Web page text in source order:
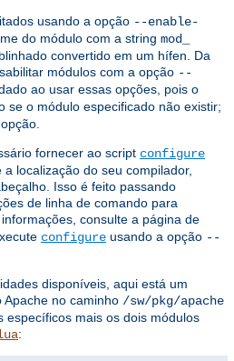
usando a opção --enable-
do módulo com a string mod_
convertido em um hífen. Da
módulos com a opção --
ao usar essas opções, pois o
se o módulo especificado não existir;
fornecer ao script configure
localização do seu compilador,
Isso é feito passando
de linha de comando para
informações, consulte a página de
configure usando a opção --
disponíveis, aqui está um
no caminho /sw/pkg/apache
específicos mais os dois módulos
: